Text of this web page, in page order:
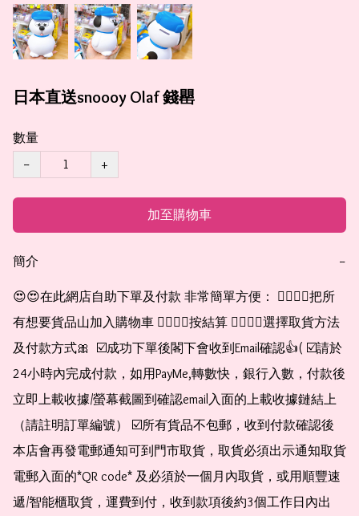
日本直送snoooy Olaf 錢罌
數量
−
+
加至購物車
簡介 −
😍😍在此網店自助下單及付款 非常簡單方便： 👉🏻👉🏻把所
有想要貨品山加入購物車 👉🏻👉🏻按結算 👉🏻👉🏻選擇取貨方法
及付款方式🎀  ☑️成功下單後閣下會收到Email確認👍( ☑️請於
24小時內完成付款，如用PayMe,轉數快，銀行入數，付款後
立即上載收據/螢幕截圖到確認email入面的上載收據鏈結上
（請註明訂單編號） ☑️所有貨品不包郵，收到付款確認後
本店會再發電郵通知可到門市取貨，取貨必須出示通知取貨
電郵入面的*QR code* 及必須於一個月內取貨，或用順豐速
遞/智能櫃取貨，運費到付，收到款項後約3個工作日內出